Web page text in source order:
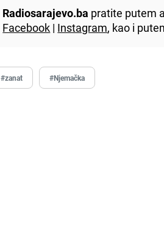
Radiosarajevo.ba pratite putem
Facebook | Instagram, kao i
#zanat #Njemačka